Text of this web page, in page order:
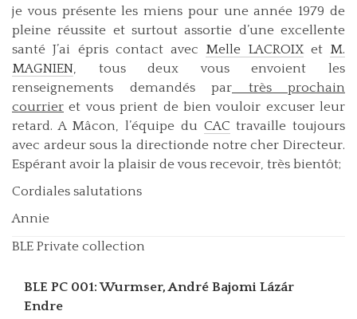
je vous présente les miens pour une année 1979 de
pleine réussite et surtout assortie d’une excellente
santé J’ai épris contact avec Melle LACROIXet M.
MAGNIEN, tous deux vous envoient les
renseignements demandés par très prochain
courrier et vous prient de bien vouloir excuser leur
retard. A Mâcon, l’équipe du CAC travaille toujours
avec ardeur sous la directionde notre cher Directeur.
Espérant avoir la plaisir de vous recevoir, très bientôt;
Cordiales salutations
Annie
BLE Private collection
BLE PC 001: Wurmser, André Bajomi Lázár
Endre